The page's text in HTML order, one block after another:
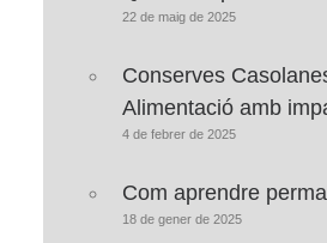
22 de maig de 2025
Conserves
Alimentació amb
4 de febrer de 2025
Com aprendre
18 de gener de 2025